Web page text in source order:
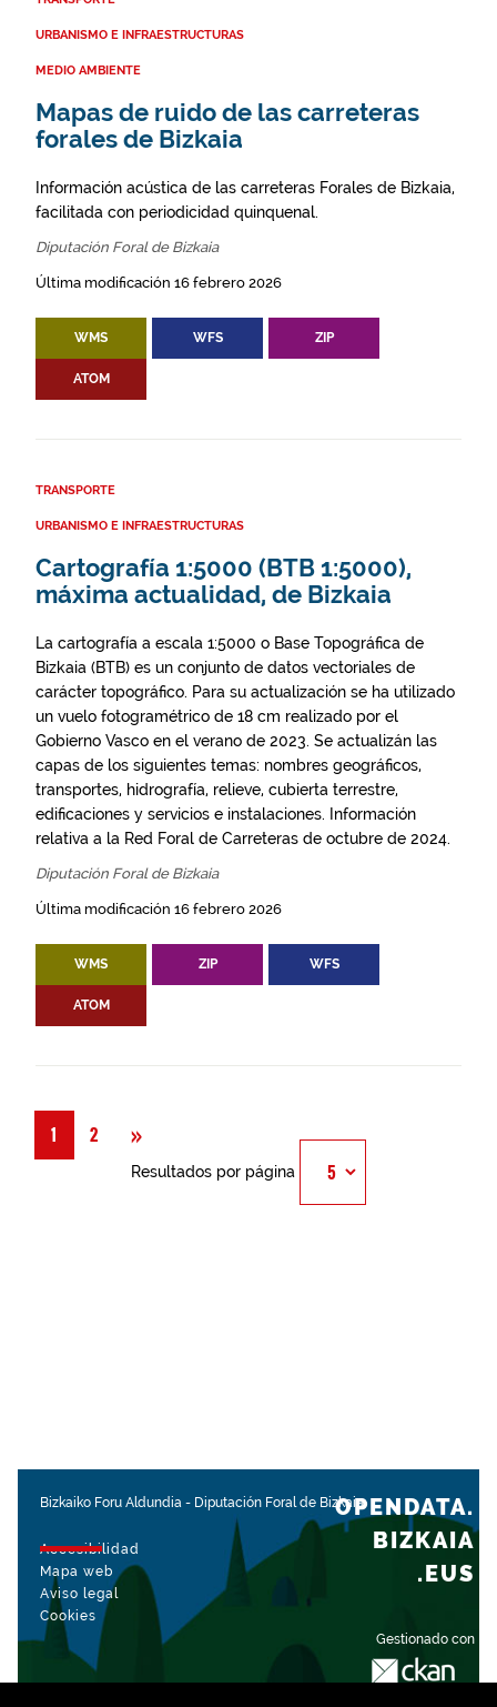
URBANISMO E INFRAESTRUCTURAS
MEDIO AMBIENTE
Mapas de ruido de las carreteras
forales de Bizkaia
Información acústica de las carreteras Forales de Bizkaia,
facilitada con periodicidad quinquenal.
Diputación Foral de Bizkaia
Última modificación 16 febrero 2026
WMS WFS ZIP
ATOM
TRANSPORTE
URBANISMO E INFRAESTRUCTURAS
Cartografía 1:5000 (BTB 1:5000),
máxima actualidad, de Bizkaia
La cartografía a escala 1:5000 o Base Topográfica de
Bizkaia (BTB) es un conjunto de datos vectoriales de
carácter topográfico. Para su actualización se ha utilizado
un vuelo fotogramétrico de 18 cm realizado por el
Gobierno Vasco en el verano de 2023. Se actualizán las
capas de los siguientes temas: nombres geográficos,
transportes, hidrografía, relieve, cubierta terrestre,
edificaciones y servicios e instalaciones. Información
relativa a la Red Foral de Carreteras de octubre de 2024.
Diputación Foral de Bizkaia
Última modificación 16 febrero 2026
WMS ZIP WFS
ATOM
1 2 »
Resultados por página
Bizkaiko Foru Aldundia - Diputación Foral de Bizkaia
Accesibilidad
Mapa web
Aviso legal
Cookies
Gestionado con
OPENDATA.
BIZKAIA
.EUS